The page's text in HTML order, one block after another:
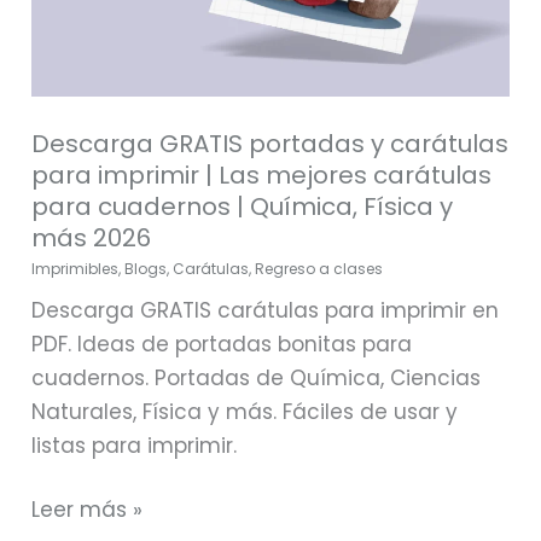
Descarga GRATIS portadas y carátulas
para imprimir | Las mejores carátulas
para cuadernos | Química, Física y
más 2026
Imprimibles, Blogs, Carátulas, Regreso a clases
Descarga GRATIS carátulas para imprimir en
PDF. Ideas de portadas bonitas para
cuadernos. Portadas de Química, Ciencias
Naturales, Física y más. Fáciles de usar y
listas para imprimir.
Física
y
más
2026
Leer más »